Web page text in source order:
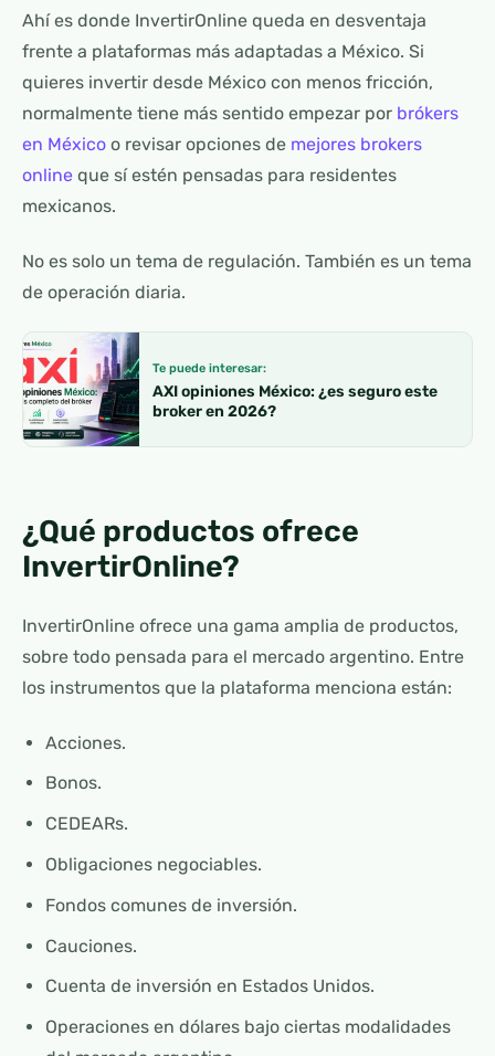
Ahí es donde InvertirOnline queda en desventaja
frente a plataformas más adaptadas a México. Si
quieres invertir desde México con menos fricción,
normalmente tiene más sentido empezar por brókers
en México o revisar opciones de mejores brokers
online que sí estén pensadas para residentes
mexicanos.
No es solo un tema de regulación. También es un tema
de operación diaria.
Te puede interesar:
AXI opiniones México: ¿es seguro este
broker en 2026?
¿Qué productos ofrece
InvertirOnline?
InvertirOnline ofrece una gama amplia de productos,
sobre todo pensada para el mercado argentino. Entre
los instrumentos que la plataforma menciona están:
Acciones.
Bonos.
CEDEARs.
Obligaciones negociables.
Fondos comunes de inversión.
Cauciones.
Cuenta de inversión en Estados Unidos.
Operaciones en dólares bajo ciertas modalidades